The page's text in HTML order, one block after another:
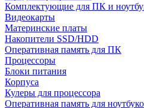
Комплектующие для ПК и
Видеокарты
Материнские платы
Накопители SSD/HDD
Оперативная память для ПК
Процессоры
Блоки питания
Корпуса
Кулеры для процессора
Оперативная память для